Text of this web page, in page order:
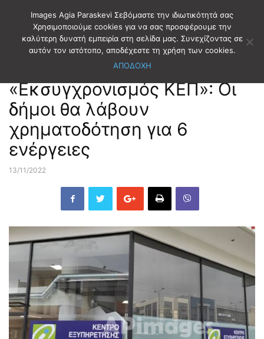
Αρχική ΑΥΤΟΔΙΟΙΚΗΣΗ
«Εκσυγχρονισμός ΚΕΠ»: Οι
δήμοι θα λάβουν
χρηματοδότηση για 6
ενέργειες
13/11/2022
Images Agia Paraskevi Σεβόμαστε την ιδιωτικότητά σας
Χρησιμοποιούμε cookies για να σας προσφέρουμε την
καλύτερη δυνατή εμπειρία στη σελίδα μας. Συνεχίζοντας σε
αυτόν τον ιστότοπο, αποδέχεστε τη χρήση των cookies.
ΑΠΟΔΟΧΗ